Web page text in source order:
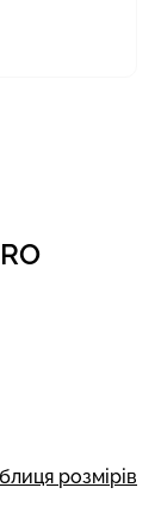
розмірів